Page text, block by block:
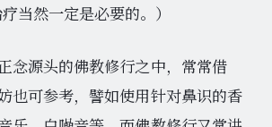
当然一定是必要的。）
念源头的佛教修行之中，常常借
也可参考，譬如使用针对鼻识的香